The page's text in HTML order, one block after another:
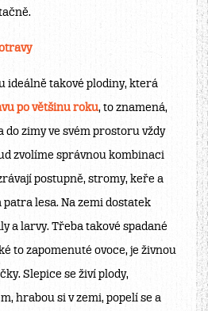
ideálně takové plodiny, která
po většinu roku, to znamená,
do zimy ve svém prostoru vždy
zvolíme správnou kombinaci
postupně, stromy, keře a
lesa. Na zemi dostatek
a larvy. Třeba takové spadané
to zapomenuté ovoce, je živnou
Slepice se živí plody,
hrabou si v zemi, popelí se a